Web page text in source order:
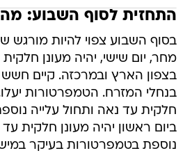
התחזית לסוף השבוע:
בסוף השבוע צפוי להיות מורגש
מחר, יום שישי, יהיה מעונן
בצפון הארץ ובמרכזה. קיים
בנחלי המזרח. הטמפרטורות
חלקית עד נאה ותחול עלייה
ביום ראשון יהיה מעונן חלקית
נוספת בטמפרטורות בעיקר